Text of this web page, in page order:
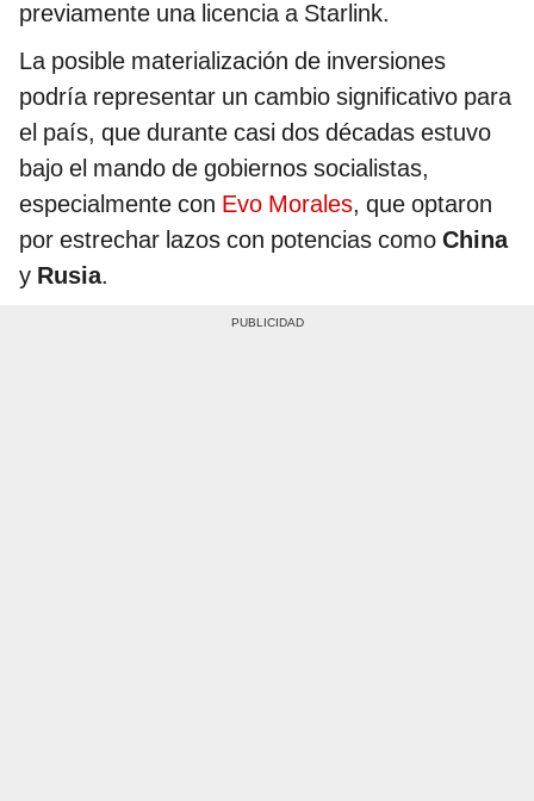
previamente una licencia a Starlink.
La posible materialización de inversiones
podría representar un cambio significativo para
el país, que durante casi dos décadas estuvo
bajo el mando de gobiernos socialistas,
especialmente con Evo Morales, que optaron
por estrechar lazos con potencias como China
y Rusia.